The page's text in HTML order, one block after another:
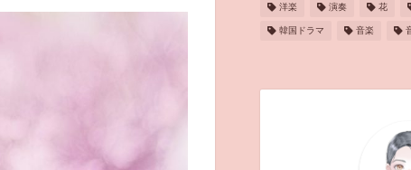
洋楽 演奏 花
韓国ドラマ 音楽